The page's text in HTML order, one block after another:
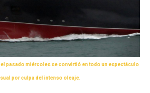
el pasado miércoles se convirtió en todo un espectáculo
por culpa del intenso oleaje.